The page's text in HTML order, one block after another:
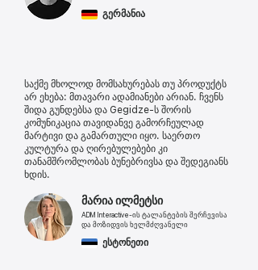
გერმანია
საქმე მხოლოდ მომსახურებას თუ პროდუქტს
არ ეხება: მთავარი ადამიანები არიან. ჩვენს
შიდა გუნდებსა და Gegidze-ს შორის
კომუნიკაცია თავიდანვე გამორჩეულად
მარტივი და გამართული იყო. საერთო
კულტურა და ღირებულებები კი
თანამშრომლობას ბუნებრივსა და შედეგიანს
ხდის.
მარია ილმეტსი
ADM Interactive-ის ტალანტების შერჩევისა
და მოზიდვის ხელმძღვანელი
ესტონეთი